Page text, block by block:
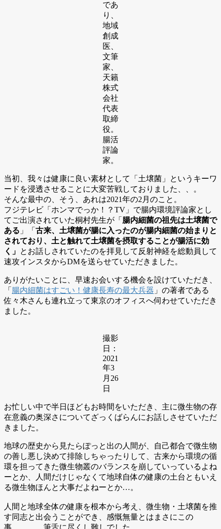
であ
り、
地域
創成
医、
⽂筆
家、
天籟
株式
会社
代表
取締
役。
腸活
評論
家。
当初、我々は健康に良い素材として「土壌菌」というキーワ
ードを浸透させることに大変苦戦しておりました、、。
そんな最中の、そう、あれは2021年の2月のこと。
フジテレビ「ホンマでっか！？TV」で腸内環境評論家とし
てご出演されていた桐村先生が「 腸内細菌の祖先は土壌菌で
ある 」「 古来、土壌菌が腸に入ったのが腸内細菌の始まりと
されており、土と触れて土壌菌を摂取することが腸活に効
く」 とお話しされていたのを拝見して反射神経を総動員して
速攻インスタからDMを送らせていただきました。
ありがたいことに、早速お会いする機会を設けていただき、
「 腸内細菌はすごい！健康長寿の最大兵器 」の著者である
佐々木さんも連れ立って東京のオフィスへ伺わせていただき
ました。
撮影
日：
2021
年3
月26
日
お忙しい中で半日ほどもお時間をいただき、主に微生物の存
在意義の奥深さについてざっくばらんにお話しさせていただ
きました。
地球の歴史から見たらぽっと出の人間が、自己都合で微生物
の善し悪し決めて排除しちゃったりして、古来から環境の循
環を担ってきた微生物叢のバランスを崩していっているよね
ーとか、人間だけじゃなくて地球自体の健康の土台ともいえ
る微生物ほんと大事だよねーとか…。
人間と地球全体の健康を根本から考え、微生物・土壌菌を推
す同志と出会うことができ、感慨無量とはまさにこの